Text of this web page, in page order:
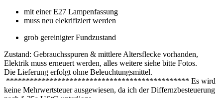
mit einer E27 Lampenfassung
muss neu elekrifiziert werden
grob gereinigter Fundzustand
Zustand: Gebrauchsspuren & mittlere Altersflecke vorhanden,
Elektrik muss erneuert werden, alles weitere siehe bitte Fotos.
Die Lieferung erfolgt ohne Beleuchtungsmittel.
********************************************** Es wird
keine Mehrwertsteuer ausgewiesen, da ich der Differnzbesteuerung